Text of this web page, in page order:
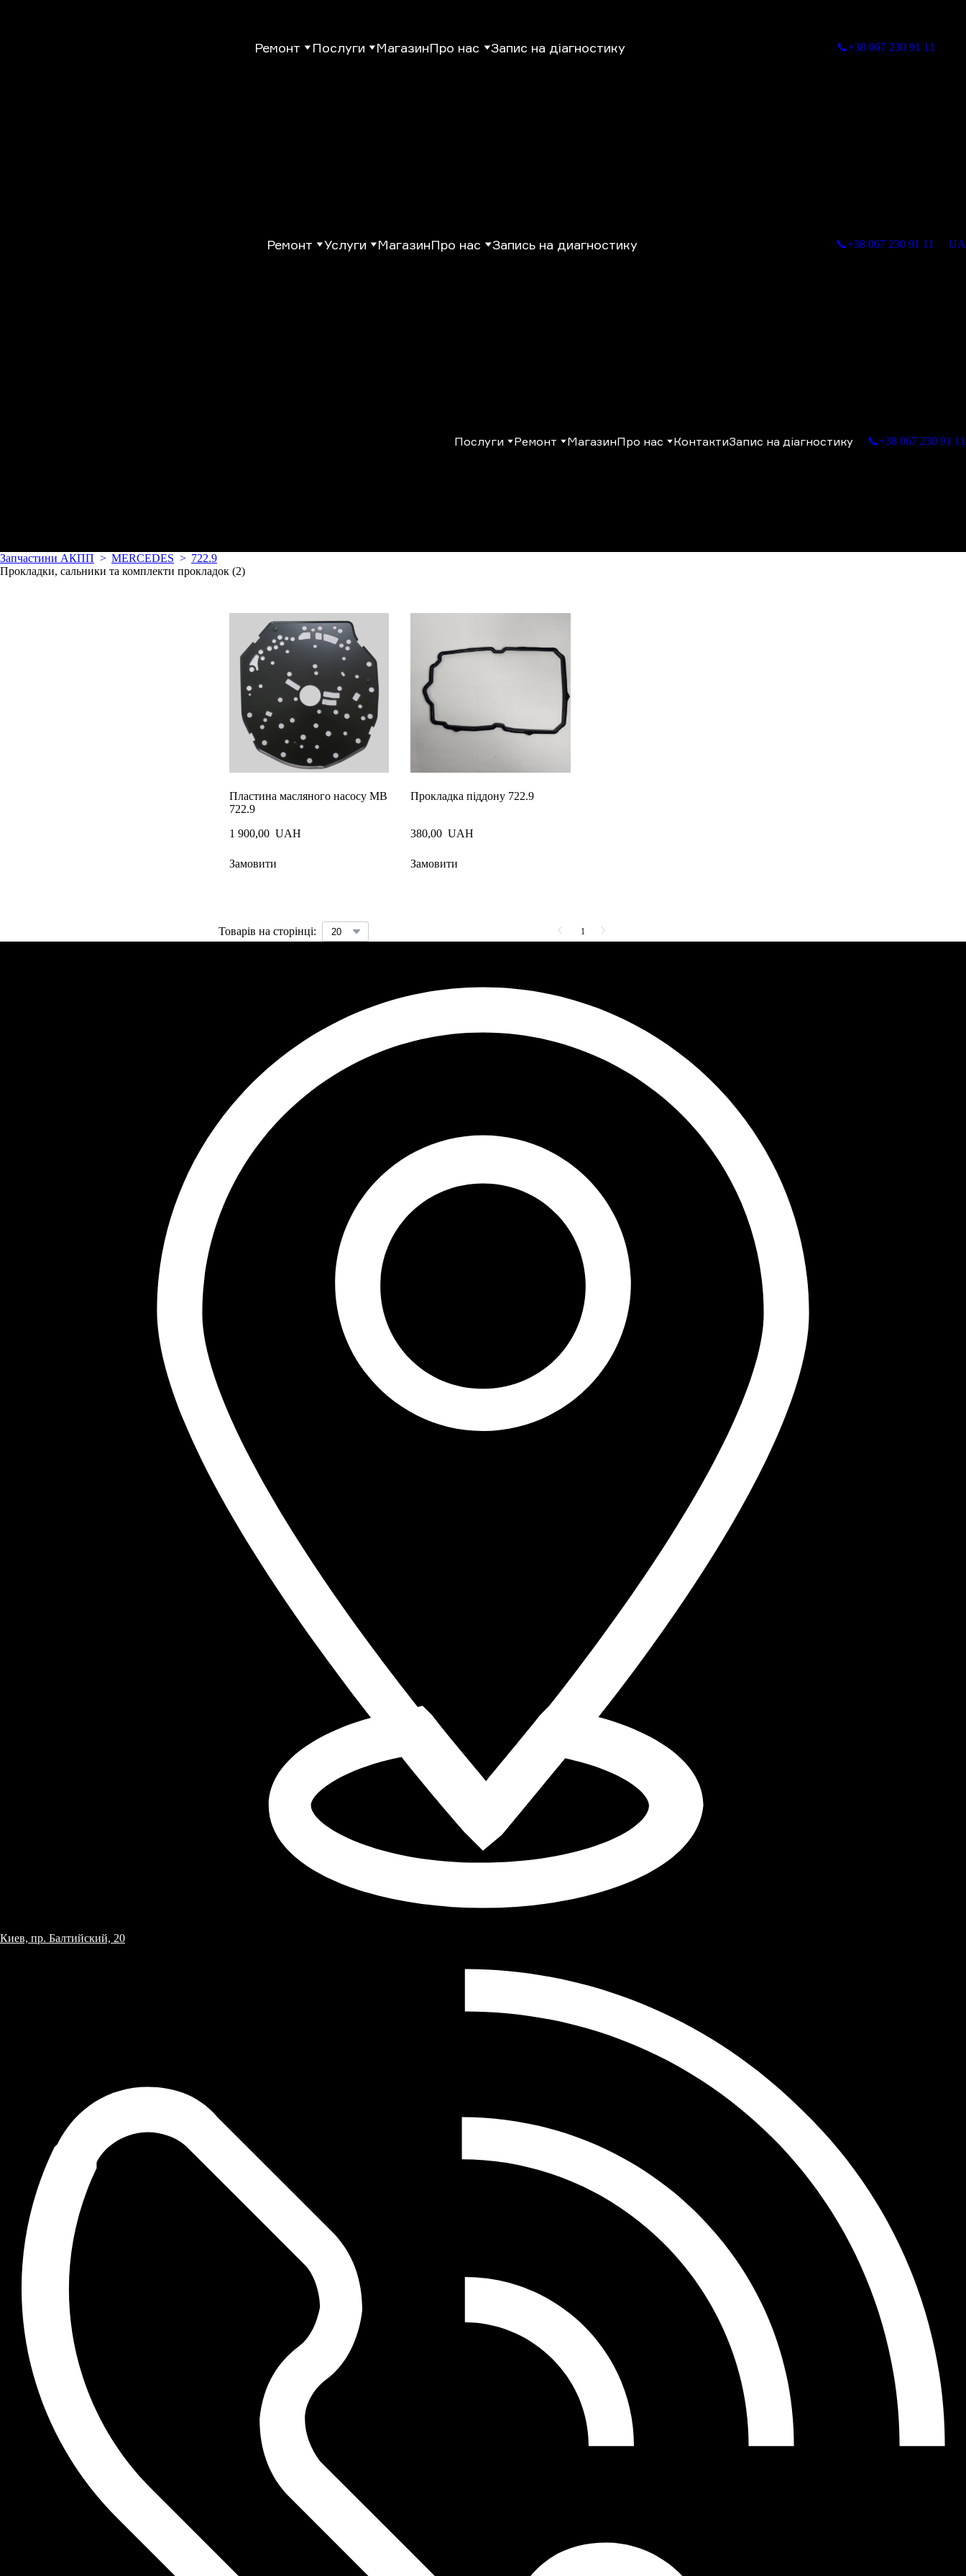
Ремонт Послуги МагазинПро нас Запис на діагностику 📞+38 067 230 91 11
Ремонт Услуги МагазинПро нас Запись на диагностику 📞+38 067 230 91 11 UA
Послуги Ремонт МагазинПро нас КонтактиЗапис на діагностику 📞+38 067 230 91 11
Запчастини АКПП MERCEDES
722.9
Прокладки, сальники та комплекти прокладок (2)
Пластина масляного насосу MB
722.9
1 900,00  UAH
Замовити
Прокладка піддону 722.9
380,00  UAH
Замовити
Товарів на сторінці: 1
Киев, пр. Балтийский, 20